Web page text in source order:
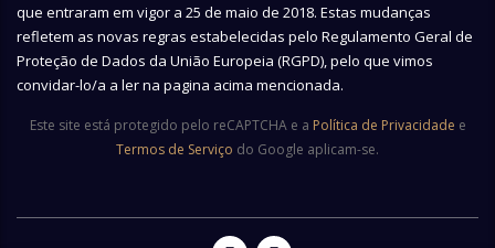
que entraram em vigor a 25 de maio de 2018. Estas mudanças
refletem as novas regras estabelecidas pelo Regulamento Geral de
Proteção de Dados da União Europeia (RGPD), pelo que vimos
convidar-lo/a a ler na pagina acima mencionada.
Este site está protegido pelo reCAPTCHA e a Política de Privacidade e
Termos de Serviço do Google aplicam-se.